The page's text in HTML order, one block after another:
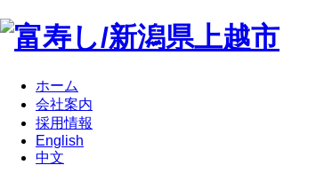
ホーム
会社案内
採用情報
English
中文